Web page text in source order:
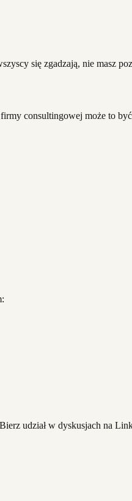
się zgadzają, nie masz
consultingowej może to
udział w dyskusjach na